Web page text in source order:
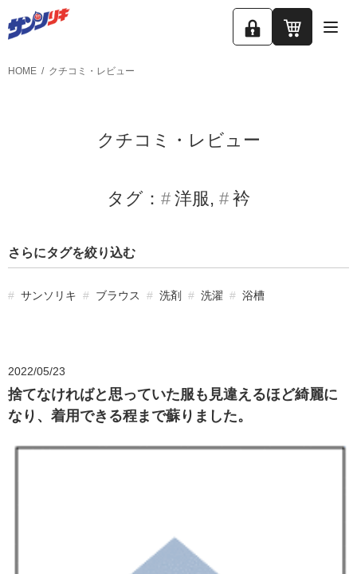
ロ
カ
HOME クチコミ・レビュー
クチコミ・レビュー
タグ： 洋服 衿
さらにタグを絞り込む
サンソリキ ブラウス 洗剤 洗濯 浴槽
2022/05/23
捨てなければと思っていた服も見違えるほど綺麗に
なり、着用できる程まで蘇りました。